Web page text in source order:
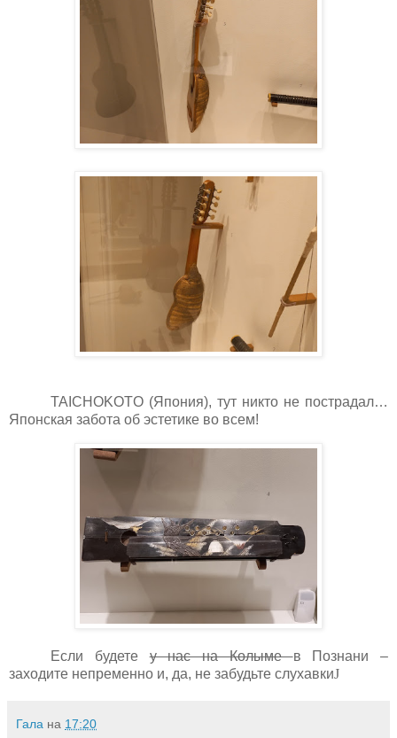
TAICHOKOTO (Япония), тут никто не пострадал…
Японская забота об эстетике во всем!
Если будетеу нас на Колымев Познани –
заходите непременно и, да, не забудьте слухавкиJ
Гала на 17:20